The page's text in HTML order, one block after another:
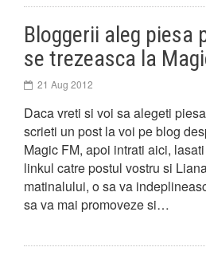
Bloggerii aleg piesa
se trezeasca la
21 Aug 2012
Daca vreti si voi sa alegeti
scrieti un post la voi pe blog
Magic FM, apoi intrati aici,
linkul catre postul vostru si
matinalului, o sa va
sa va mai promoveze si…